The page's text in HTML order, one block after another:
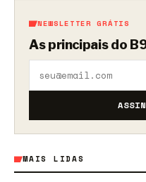
NEWSLETTER GRÁTIS
As principais do
MAIS LIDAS